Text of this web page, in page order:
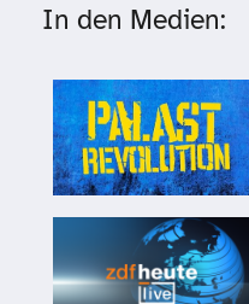
In den Medien: